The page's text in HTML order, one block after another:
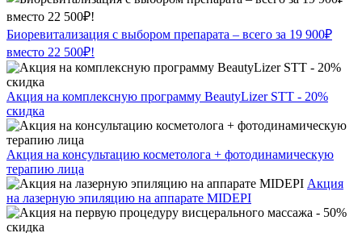
Биоревитализация с выбором препарата – всего за 19 900₽
вместо 22 500₽!
Акция на комплексную программу BeautyLizer STT - 20%
скидка
Акция на консультацию косметолога + фотодинамическую
терапию лица
Акция
на лазерную эпиляцию на аппарате MIDEPI